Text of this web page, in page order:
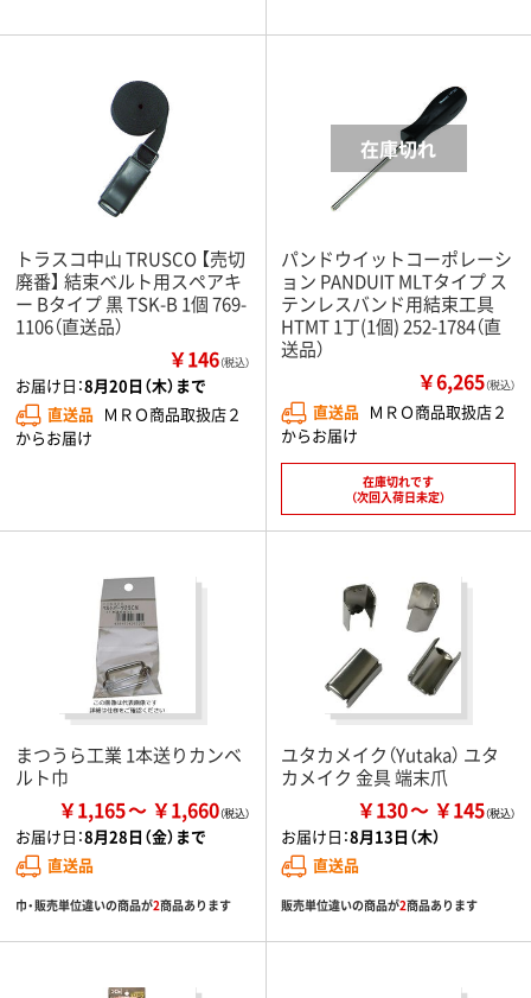
トラスコ中山 TRUSCO 【売切
廃番】 結束ベルト用スペアキ
ー Bタイプ 黒 TSK-B 1個 769-
1106（直送品）
￥146（税込）
お届け日：8月20日（木）まで
直送品 ＭＲＯ商品取扱店２
からお届け
パンドウイットコーポレーシ
ョン PANDUIT MLTタイプ ス
テンレスバンド用結束工具
HTMT 1丁(1個) 252-1784（直
送品）
￥6,265（税込）
直送品 ＭＲＯ商品取扱店２
からお届け
在庫切れです
（次回入荷日未定）
まつうら工業 1本送りカンベ
ルト巾
￥1,165 ￥1,660
お届け日：8月28日（金）まで
直送品
巾・販売単位違いの商品が2商品あります
ユタカメイク（Yutaka） ユタ
カメイク 金具 端末爪
￥130 ￥145
お届け日：8月13日（木）
直送品
販売単位違いの商品が2商品あります